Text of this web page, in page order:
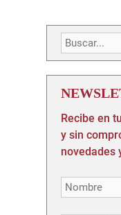
Buscar:
Recibe en
y sin
novedades